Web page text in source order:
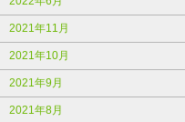
2021年11月
2021年10月
2021年9月
2021年8月